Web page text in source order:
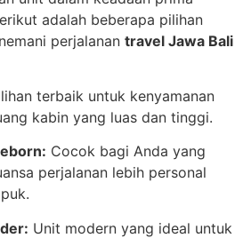
adalah beberapa pilihan
perjalanan travel Jawa Bali
terbaik untuk kenyamanan
kabin yang luas dan tinggi.
Cocok bagi Anda yang
perjalanan lebih personal
Unit modern yang ideal untuk